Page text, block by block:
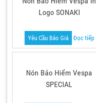
Logo SONAKI
Yêu Cầu Báo Giá Đọc tiếp
Nón Bảo Hiểm Vespa
SPECIAL